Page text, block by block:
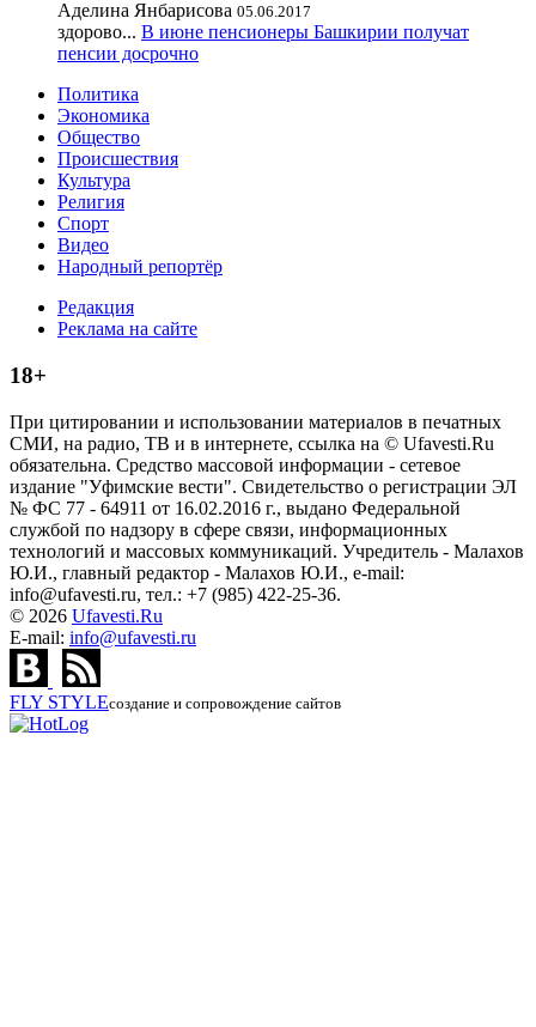
Аделина Янбарисова 05.06.2017
здорово... В июне пенсионеры Башкирии получат
пенсии досрочно
Политика
Экономика
Общество
Происшествия
Культура
Религия
Спорт
Видео
Народный репортёр
Редакция
Реклама на сайте
18+
При цитировании и использовании материалов в печатных
СМИ, на радио, ТВ и в интернете, ссылка на © Ufavesti.Ru
обязательна. Средство массовой информации - сетевое
издание "Уфимские вести". Свидетельство о регистрации ЭЛ
№ ФС 77 - 64911 от 16.02.2016 г., выдано Федеральной
службой по надзору в сфере связи, информационных
технологий и массовых коммуникаций. Учредитель - Малахов
Ю.И., главный редактор - Малахов Ю.И., e-mail:
info@ufavesti.ru, тел.: +7 (985) 422-25-36.
© 2026 Ufavesti.Ru
E-mail: info@ufavesti.ru
FLY STYLEсоздание и сопровождение сайтов